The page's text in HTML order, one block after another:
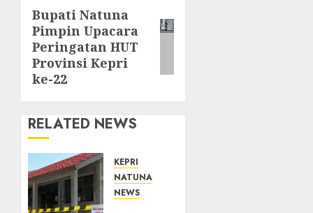
Next
post:
Bupati Natuna
Pimpin Upacara
Peringatan HUT
Provinsi Kepri
ke-22
RELATED NEWS
KEPRI
NATUNA
NEWS